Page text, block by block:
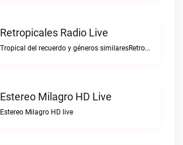
Retropicales Radio Live
Tropical del recuerdo y géneros similaresRetropicales Radio live
Estereo Milagro HD Live
Estereo Milagro HD live